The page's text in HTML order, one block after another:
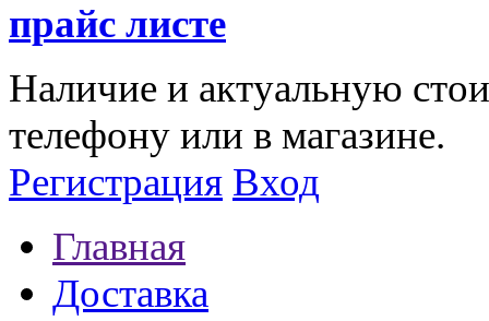
прайс листе
Наличие и актуальную
телефону или в магазине.
Регистрация Вход
Главная
Доставка